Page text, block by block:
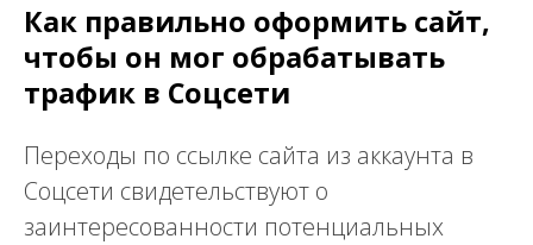
Как правильно оформить сайт,
чтобы он мог обрабатывать
трафик в Соцсети
Переходы по ссылке сайта из аккаунта в
Соцсети свидетельствуют о
заинтересованности потенциальных